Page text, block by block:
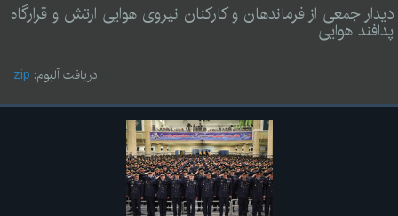
دیدار جمعی از فرماندهان و کارکنان نیروی هوایی ارتش و قرارگاه
پدافند هوایی
دریافت آلبوم: zip